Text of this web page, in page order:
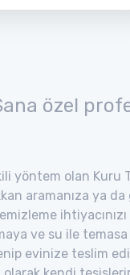
özel
yöntem olan Kuru
aramanıza ya
ve su ile
evinize teslim